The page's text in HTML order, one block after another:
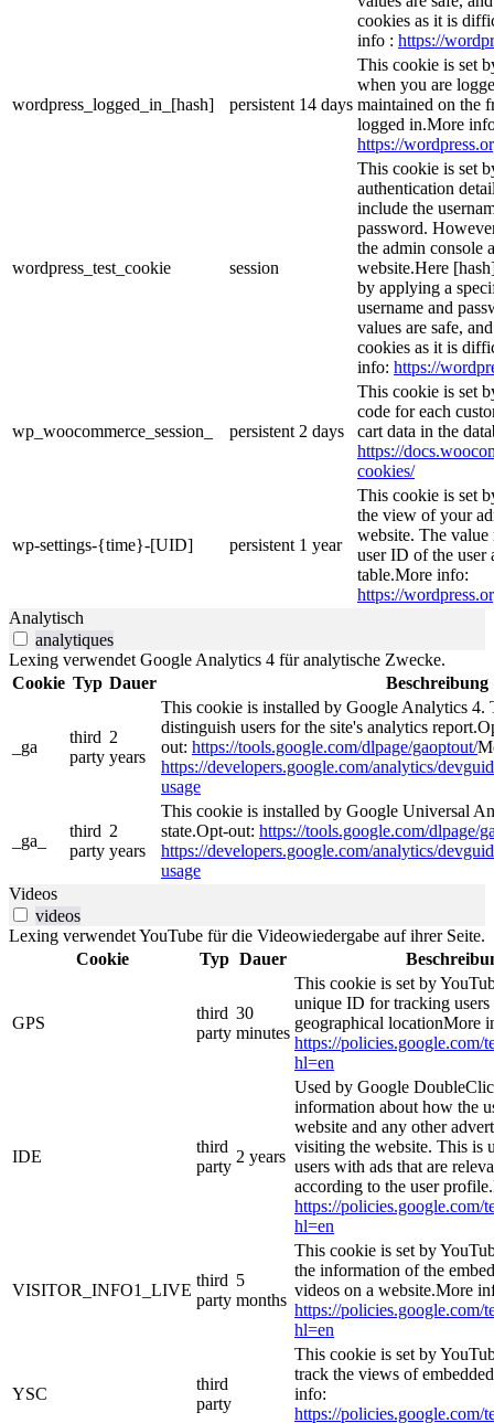
cookies as it is
info : https://
wordpress_logged_in_[hash] persistent 14 days
This cookie is set
when you are
maintained on the
logged in.More
https://
wordpress_test_cookie session
This cookie is set
authentication
include the
password.
the admin console
website.Here
by applying a
username and
values are safe,
cookies as it is
info: https://
wp_woocommerce_session_ persistent 2 days
This cookie is set
code for each
cart data in the
https://
cookies/
wp-settings-{time}-[UID] persistent 1 year
This cookie is set
the view of your
website. The
user ID of the user
table.More info:
https://
Analytisch
analytiques
Lexing verwendet Google Analytics 4 für analytische Zwecke.
Cookie Typ Dauer Beschreibung
_ga
third
party
2
years
This cookie is installed by Google Analytics 4.
distinguish users for the site's analytics
out: https://tools.google.com/dlpage/gaoptout/
https://developers.google.com/analytics/
usage
_ga_
third
party
2
years
This cookie is installed by Google Universal
state.Opt-out: https://tools.google.com/dlpage/
https://developers.google.com/analytics/
usage
Videos
videos
Lexing verwendet YouTube für die Videowiedergabe auf ihrer Seite.
Cookie
Typ Dauer
GPS
third
party
30
minutes
This cookie is set by
unique ID for tracking users
geographical locationMore
https://policies.google.com/
hl=en
IDE
third
party
2 years
Used by Google
information about how the
website and any other
visiting the website. This is
users with ads that are
according to the user
https://policies.google.com/
hl=en
VISITOR_INFO1_LIVE
third
party
5
months
This cookie is set by
the information of the
videos on a website.More
https://policies.google.com/
hl=en
YSC
third
party
This cookie is set by
track the views of
info:
https://policies.google.com/